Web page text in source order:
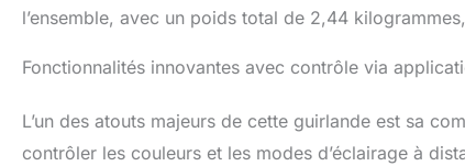
Les
d'éclairage
festivals.
l’ensemble, avec un poids total de 2,44
Fonctionnalités innovantes avec contrôle via
L’un des atouts majeurs de cette guirlande est sa
contrôler les couleurs et les modes d’éclairage à